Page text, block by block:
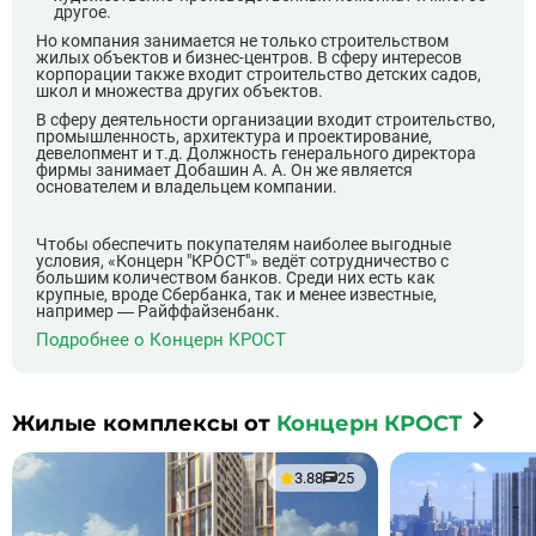
другое.
Но компания занимается не только строительством
жилых объектов и бизнес-центров. В сферу интересов
корпорации также входит строительство детских садов,
школ и множества других объектов.
В сферу деятельности организации входит строительство,
промышленность, архитектура и проектирование,
девелопмент и т.д. Должность генерального директора
фирмы занимает Добашин А. А. Он же является
основателем и владельцем компании.
Чтобы обеспечить покупателям наиболее выгодные
условия, «Концерн "КРОСТ"» ведёт сотрудничество с
большим количеством банков. Среди них есть как
крупные, вроде Сбербанка, так и менее известные,
например — Райффайзенбанк.
Подробнее о Концерн КРОСТ
Жилые комплексы от Концерн КРОСТ
3.88 25